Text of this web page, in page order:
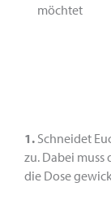
möchtet
1. Schneidet
zu. Dabei muss
die Dose